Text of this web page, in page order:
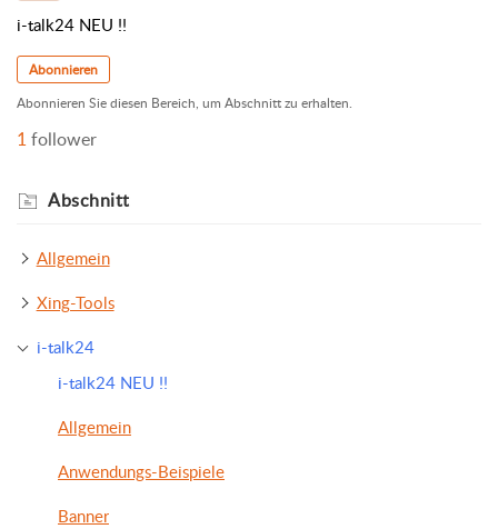
i-talk24 NEU !!
Abonnieren
Abonnieren Sie diesen Bereich, um Abschnitt zu erhalten.
1follower
Abschnitt
Allgemein
Xing-Tools
i-talk24
i-talk24 NEU !!
Allgemein
Anwendungs-Beispiele
Banner